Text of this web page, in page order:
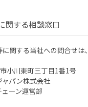
関する相談窓口
関する当社への問合せは
小川東町三丁目1番1号
パン株式会社
ーン運営部